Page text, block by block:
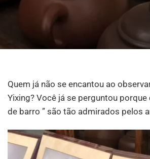
Quem já não se encantou ao
Yixing? Você já se perguntou porque
de barro ” são tão admirados pelos